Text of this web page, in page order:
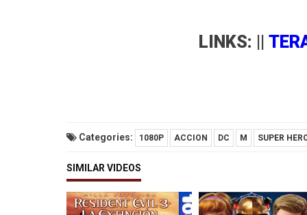
LINKS: ||
Categories: 1080P ACCION DC M SUPER
SIMILAR VIDEOS